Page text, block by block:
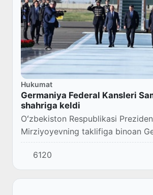
Hukumat
Germaniya Federal Kansleri
shahriga keldi
Oʻzbekiston Respublikasi
Mirziyoyevning taklifiga binoan
Federativ Respublikasi Federal
Shols 15-sentyabr kuni rasmiy
mamla...
6120